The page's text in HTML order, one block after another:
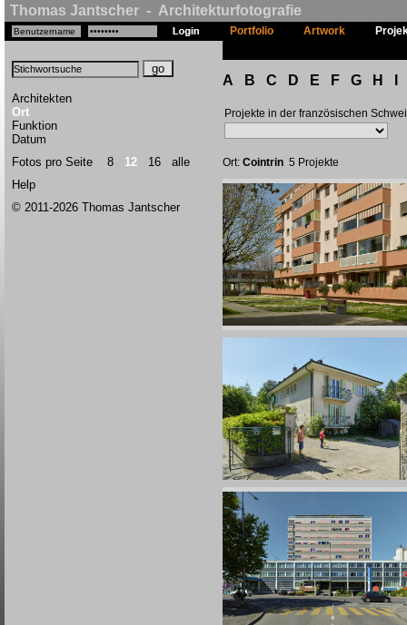
Thomas Jantscher - Architekturfotografie
Architekten
Ort
Funktion
Datum
Fotos pro Seite 8 12 16
alle
Help
© 2011-2026 Thomas Jantscher
Portfolio Artwork
A B C D E F G H
Projekte in der französischen
Ort: Cointrin 5 Projekte